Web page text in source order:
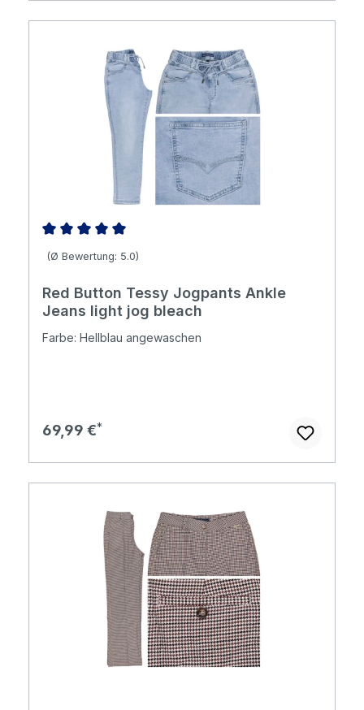
Durchschnittliche Bewertung von 5 von 5 Sternen
(Ø Bewertung: 5.0)
Red Button Tessy Jogpants Ankle
Jeans light jog bleach
Farbe: Hellblau angewaschen
Regulärer Preis:
69,99 €